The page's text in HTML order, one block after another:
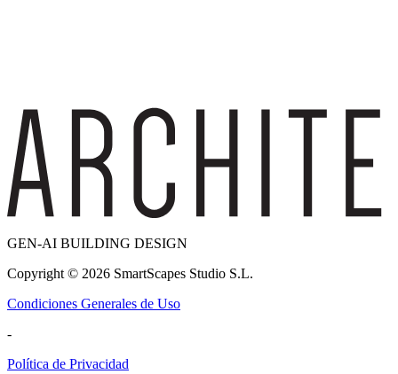
GEN-AI BUILDING DESIGN
Copyright © 2026 SmartScapes Studio S.L.
Condiciones Generales de Uso
-
Política de Privacidad